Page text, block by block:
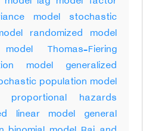
model stochastic
randomized model
Thomas-Fiering
model generalized
population model
proportional hazards
linear model general